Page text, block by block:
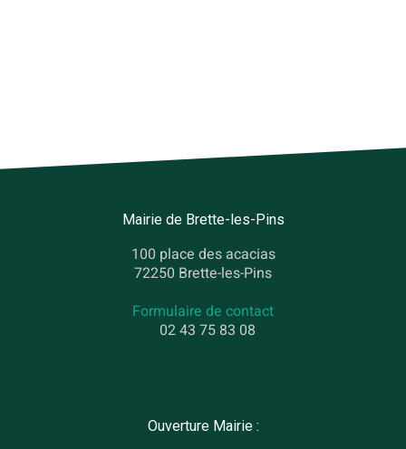
Mairie de Brette-les-Pins
100 place des acacias
72250 Brette-les-Pins
Formulaire de contact
02 43 75 83 08
Ouverture Mairie :